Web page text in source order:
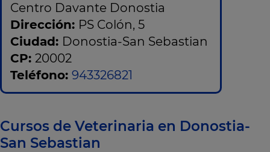
Centro Davante Donostia
Dirección: PS Colón, 5
Ciudad: Donostia-San Sebastian
CP: 20002
Teléfono: 943326821
Cursos de Veterinaria en Donostia-
San Sebastian